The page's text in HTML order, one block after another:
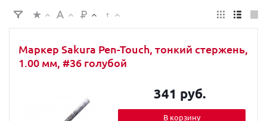
Маркер Sakura Pen-Touch, тонкий стержень,
1.00 мм, #36 голубой
341 руб.
В корзину